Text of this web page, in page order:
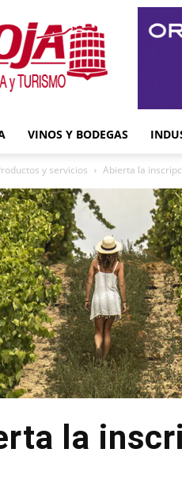
La
Prensa
del
Rioja
VINOS Y BODEGAS
y servicios Abierta la
la